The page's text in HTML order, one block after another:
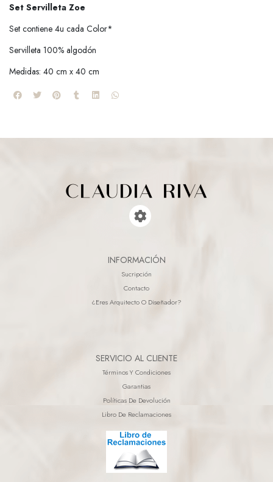
Set Servilleta Zoe
Set contiene 4u cada Color*
Servilleta 100% algodón
Medidas: 40 cm x 40 cm
INFORMACIÓN
Sucripción
Contacto
¿eres Arquitecto O Diseñador?
SERVICIO AL CLIENTE
Términos Y Condiciones
Garantias
Políticas De Devolución
Libro De Reclamaciones